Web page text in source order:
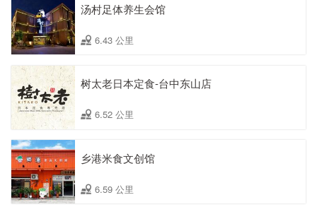
汤村足体养生会馆
6.43 公里
树太老日本定食-台中东山店
6.52 公里
乡港米食文创馆
6.59 公里